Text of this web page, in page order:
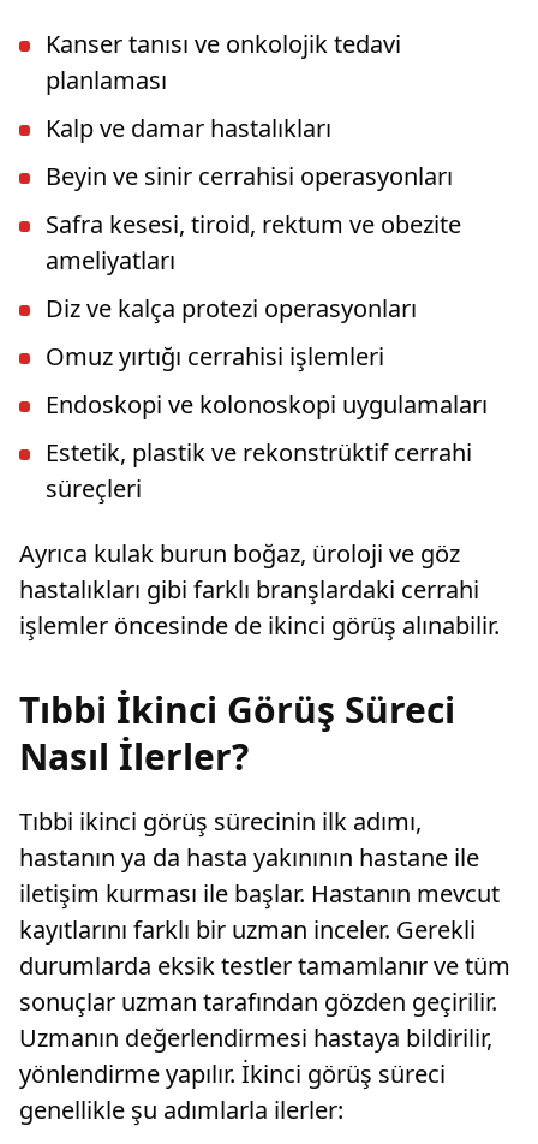
Kanser tanısı ve onkolojik tedavi
planlaması
Kalp ve damar hastalıkları
Beyin ve sinir cerrahisi operasyonları
Safra kesesi, tiroid, rektum ve obezite
ameliyatları
Diz ve kalça protezi operasyonları
Omuz yırtığı cerrahisi işlemleri
Endoskopi ve kolonoskopi uygulamaları
Estetik, plastik ve rekonstrüktif cerrahi
süreçleri
Ayrıca kulak burun boğaz, üroloji ve göz
hastalıkları gibi farklı branşlardaki cerrahi
işlemler öncesinde de ikinci görüş alınabilir.
Tıbbi İkinci Görüş Süreci
Nasıl İlerler?
Tıbbi ikinci görüş sürecinin ilk adımı,
hastanın ya da hasta yakınının hastane ile
iletişim kurması ile başlar. Hastanın mevcut
kayıtlarını farklı bir uzman inceler. Gerekli
durumlarda eksik testler tamamlanır ve tüm
sonuçlar uzman tarafından gözden geçirilir.
Uzmanın değerlendirmesi hastaya bildirilir,
yönlendirme yapılır. İkinci görüş süreci
genellikle şu adımlarla ilerler: